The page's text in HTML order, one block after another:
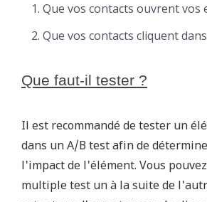
Que vos contacts ouvrent vos
Que vos contacts cliquent
Que faut-il tester ?
Il est recommandé de tester un
dans un A/B test afin de
l'impact de l'élément. Vous
multiple test un à la suite de